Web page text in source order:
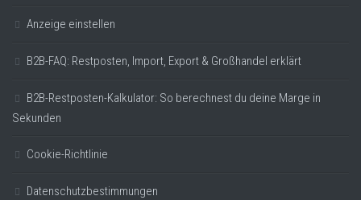
Anzeige einstellen
B2B-FAQ: Restposten, Import, Export & Großhandel erklärt
B2B-Restposten-Kalkulator: So berechnest du deine Marge in
Sekunden
Cookie-Richtlinie
Datenschutzbestimmungen